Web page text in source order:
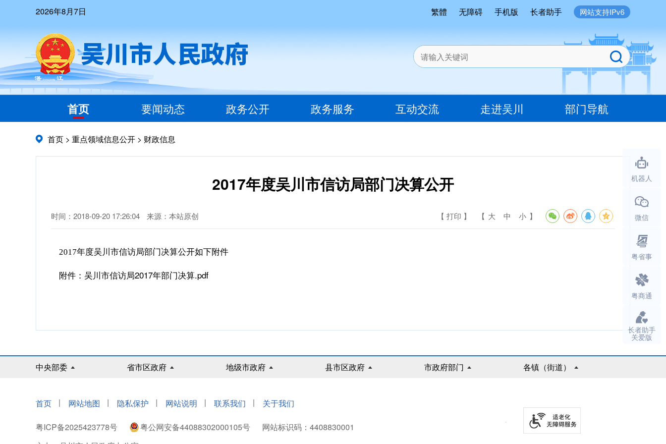
2026年8月7日 繁體 无障碍 手机版 长者助手 网站支持IPv6
首页 要闻动态 政务公开 政务服务 互动交流 走进吴川 部门导航
首页 > 重点领域信息公开 > 财政信息
2017年度吴川市信访局部门决算公开
时间：2018-09-20 17:26:04 来源：本站原创 【 打印 】 【 大 中 小 】
2017年度吴川市信访局部门决算公开如下附件
附件： 吴川市信访局2017年部门决算.pdf
机器人
微信
粤省事
粤商通
长者助手
关爱版
中央部委 省市区政府 地级市政府 县市区政府 市政府部门 各镇（街道）
首页 | 网站地图 | 隐私保护 | 网站说明 | 联系我们 | 关于我们
粤ICP备2025423778号 粤公网安备44088302000105号
网站标识码：4408830001